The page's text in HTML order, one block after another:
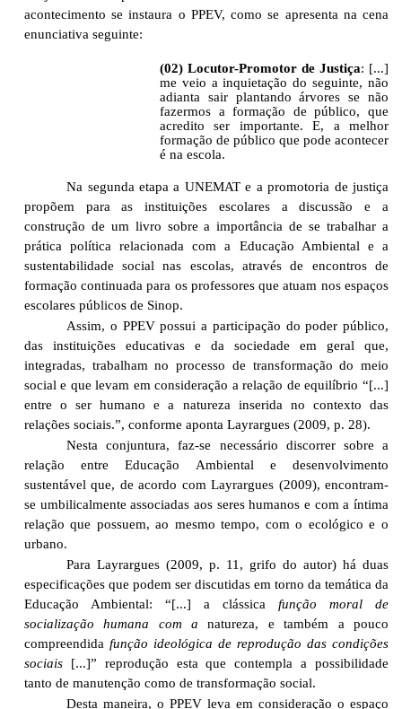
acontecimento se instaura o PPEV, como se apresenta na cena
enunciativa seguinte:
(02) Locutor-Promotor de Justiça: [...]
me veio a inquietação do seguinte, não
adianta sair plantando árvores se não
fazermos a formação de público, que
acredito ser importante. E, a melhor
formação de público que pode acontecer
é na escola.
Na segunda etapa a UNEMAT e a promotoria de justiça
propõem para as instituições escolares a discussão e a
construção de um livro sobre a importância de se trabalhar a
prática política relacionada com a Educação Ambiental e a
sustentabilidade social nas escolas, através de encontros de
formação continuada para os professores que atuam nos espaços
escolares públicos de Sinop.
Assim, o PPEV possui a participação do poder público,
das instituições educativas e da sociedade em geral que,
integradas, trabalham no processo de transformação do meio
social e que levam em consideração a relação de equilíbrio “[...]
entre o ser humano e a natureza inserida no contexto das
relações sociais.”, conforme aponta Layrargues (2009, p. 28).
Nesta conjuntura, faz-se necessário discorrer sobre a
relação entre Educação Ambiental e desenvolvimento
sustentável que, de acordo com Layrargues (2009), encontram-
se umbilicalmente associadas aos seres humanos e com a íntima
relação que possuem, ao mesmo tempo, com o ecológico e o
urbano.
Para Layrargues (2009, p. 11, grifo do autor) há duas
especificações que podem ser discutidas em torno da temática da
Educação Ambiental: “[...] a clássica função moral de
socialização humana com anatureza, e também a pouco
compreendida função ideológica de reprodução das condições
sociais[...]” reprodução esta que contempla a possibilidade
tanto de manutenção como de transformação social.
Desta maneira, o PPEV leva em consideração o espaço